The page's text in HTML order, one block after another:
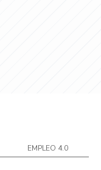
EMPLEO 4.0